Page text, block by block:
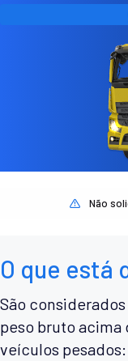
Não
O que está
São
peso bruto acima
veículos pesados: